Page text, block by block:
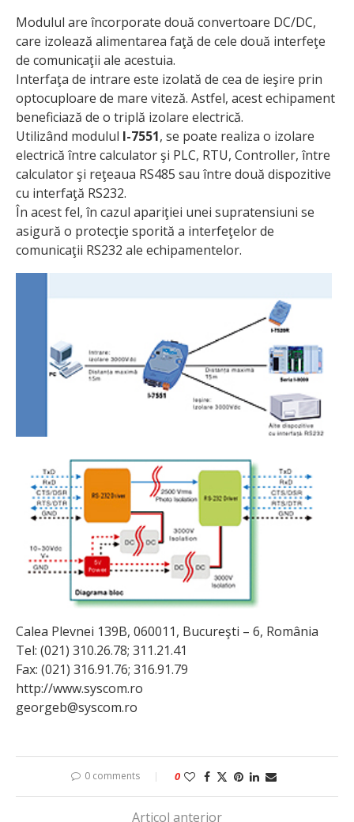
Modulul are încorporate două convertoare DC/DC,
care izolează alimentarea faţă de cele două interfeţe
de comunicaţii ale acestuia.
Interfaţa de intrare este izolată de cea de ieşire prin
optocuploare de mare viteză. Astfel, acest echipament
beneficiază de o triplă izolare electrică.
Utilizând modulul I-7551, se poate realiza o izolare
electrică între calculator şi PLC, RTU, Controller, între
calculator şi reţeaua RS485 sau între două dispozitive
cu interfaţă RS232.
În acest fel, în cazul apariţiei unei supratensiuni se
asigură o protecţie sporită a interfeţelor de
comunicaţii RS232 ale echipamentelor.
Calea Plevnei 139B, 060011, Bucureşti – 6, România
Tel: (021) 310.26.78; 311.21.41
Fax: (021) 316.91.76; 316.91.79
http://www.syscom.ro
georgeb@syscom.ro
0 comments 0
Articol anterior